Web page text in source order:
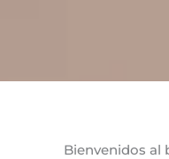
Bienvenidos al